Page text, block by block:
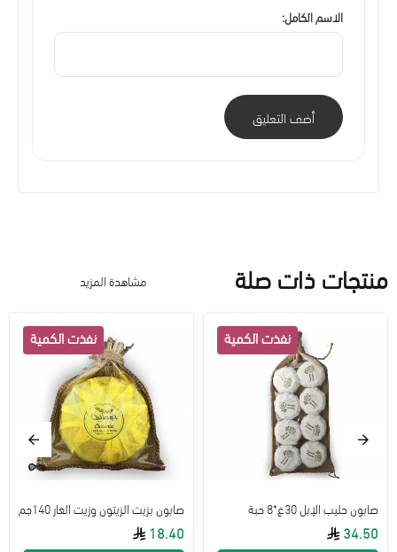
الاسم الكامل:
أضف التعليق
منتجات ذات صلة مشاهدة المزيد
صابون حليب الإبل 30غ*8 حبة
34.50
صابون بزيت الزيتون وزيت الغار 140جم
18.40